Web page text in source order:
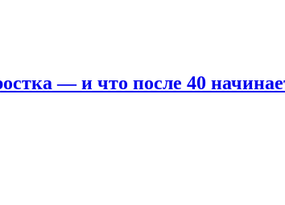
— и что после 40